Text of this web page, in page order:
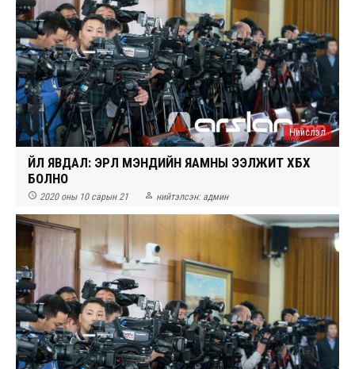
Нийслэл
ҮЙЛ ЯВДАЛ: ЭРҮҮЛ МЭНДИЙН ЯАМНЫ ЭЭЛЖИТ ХБХ
БОЛНО
 2020 оны 10 сарын 21  нийтэлсэн: админ